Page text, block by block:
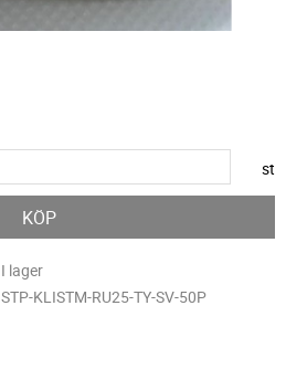
st
KÖP
I lager
STP-KLISTM-RU25-TY-SV-50P